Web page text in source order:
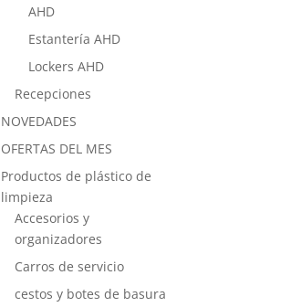
AHD
Estantería AHD
Lockers AHD
Recepciones
NOVEDADES
OFERTAS DEL MES
Productos de plástico de
limpieza
Accesorios y
organizadores
Carros de servicio
cestos y botes de basura